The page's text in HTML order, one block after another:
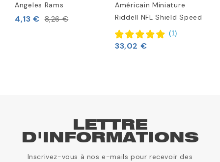
Angeles Rams
4,13 € 8,26 €
Américain Miniature
Riddell NFL Shield Speed
(1)
33,02 €
LETTRE
D'INFORMATIONS
Inscrivez-vous à nos e-mails pour recevoir des